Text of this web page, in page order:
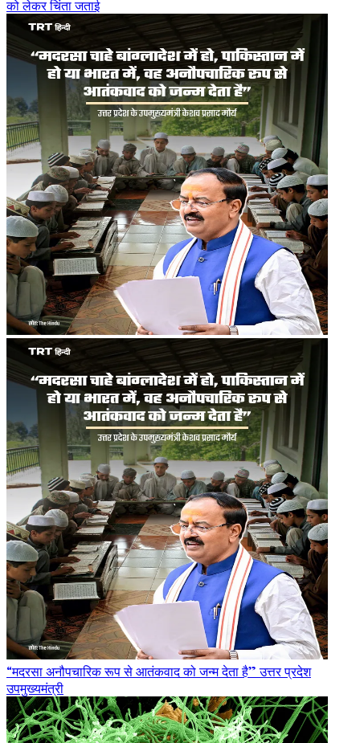
को लेकर चिंता जताई
“मदरसा अनौपचारिक रूप से आतंकवाद को जन्म देता है” उत्तर प्रदेश
उपमुख्यमंत्री